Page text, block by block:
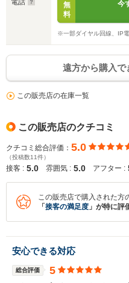
電話
無
料
今
※一部ダイヤル回線、IP
遠方から購入で
この販売店の在庫一覧
この販売店のクチコミ
クチコミ総合評価： 5.0
（投稿数11件）
接客 : 5.0 雰囲気 : 5.0 アフター :
この販売店で購入された方
「 接客の満足度 」が特に評
安心できる対応
総合評価 5
入力途中の情
※保存された情報